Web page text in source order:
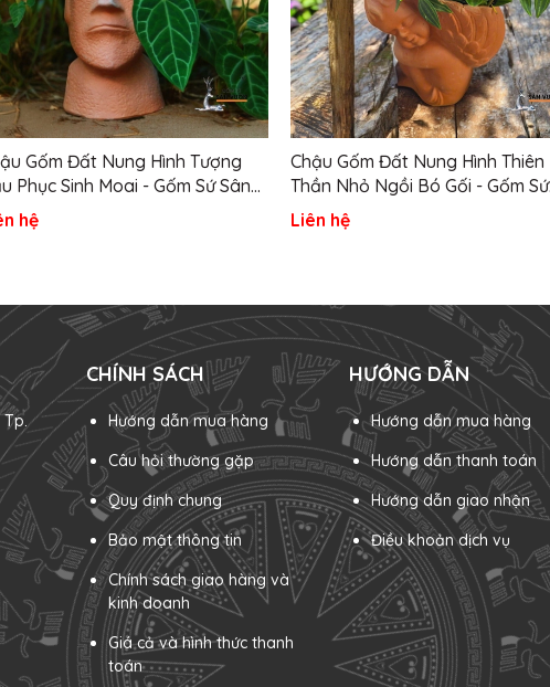
Gốm Đất Nung Hình Tượng
Phục Sinh Moai - Gốm Sứ Sân
hệ
Chậu Gốm Đất Nung Hình Thiên
Thần Nhỏ Ngồi Bó Gối - Gốm Sứ
Sân Vườn
Liên hệ
CHÍNH SÁCH
Hướng dẫn mua hàng
Câu hỏi thường gặp
Quy định chung
Bảo mật thông tin
Chính sách giao hàng và
kinh doanh
Giá cả và hình thức thanh
toán
HƯỚNG DẪN
Hướng dẫn mua hàng
Hướng dẫn thanh toán
Hướng dẫn giao nhận
Điều khoản dịch vụ